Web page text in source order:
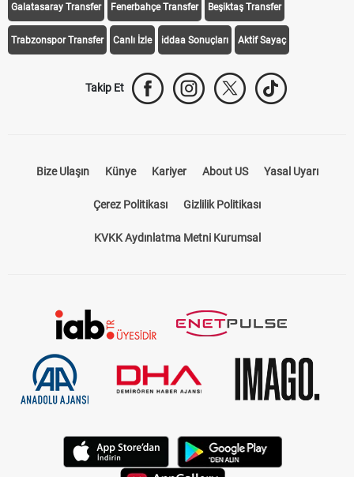
Galatasaray Transfer Fenerbahçe Transfer Beşiktaş Transfer
Trabzonspor Transfer Canlı İzle iddaa Sonuçları Aktif Sayaç
Takip Et
Bize Ulaşın Künye Kariyer About US Yasal Uyarı
Çerez Politikası Gizlilik Politikası
KVKK Aydınlatma Metni Kurumsal